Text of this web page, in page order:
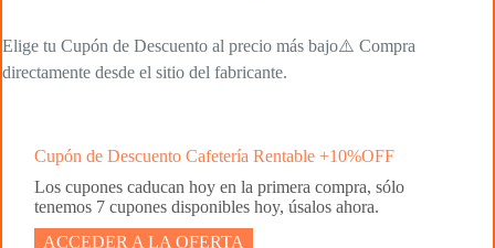
Elige tu Cupón de Descuento al precio más bajo⚠️ Compra
directamente desde el sitio del fabricante.
Cupón de Descuento Cafetería Rentable +10%OFF
Los cupones caducan hoy en la primera compra, sólo
tenemos 7 cupones disponibles hoy, úsalos ahora.
ACCEDER A LA OFERTA